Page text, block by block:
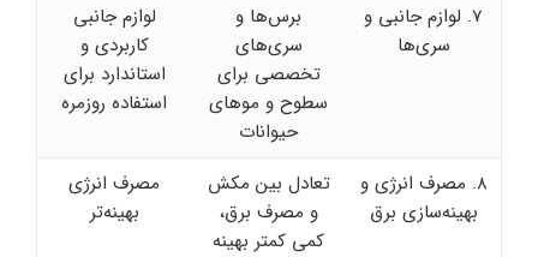
7. لوازم جانبی و
سری‌ها
برس‌ها و
سری‌های
تخصصی برای
سطوح و موهای
حیوانات
لوازم جانبی
کاربردی و
استاندارد برای
استفاده روزمره
8. مصرف انرژی و
بهینه‌سازی برق
تعادل بین مکش
و مصرف برق،
کمی کمتر بهینه
مصرف انرژی
بهینه‌تر